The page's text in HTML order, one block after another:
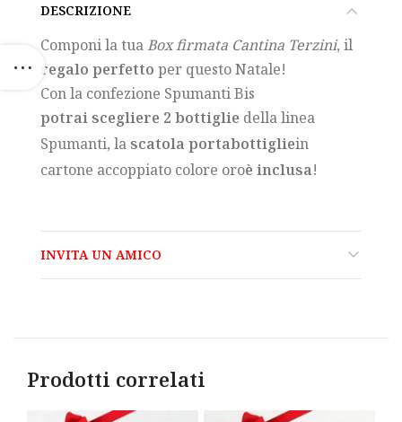
DESCRIZIONE
Componi la tuaBox firmata Cantina Terzini, il
regalo perfetto per questo Natale!
Con la confezione Spumanti Bis
potrai scegliere 2 bottiglie della linea
Spumanti, la scatola portabottigliein
cartone accoppiato colore oroè inclusa!
INVITA UN AMICO
Prodotti correlati